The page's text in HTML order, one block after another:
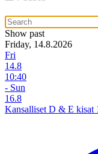
Show past
Friday, 14.8.2026
Fri
14.8
10:40
- Sun
16.8
Kansalliset D & E kisat